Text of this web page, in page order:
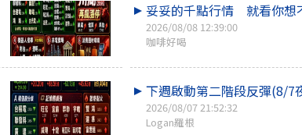
妥妥的千點行情 就看你想
2026/08/08 12:39:00
咖啡好喝
下週啟動第二階段反彈(8/7
2026/08/07 21:52:32
Logan羅根